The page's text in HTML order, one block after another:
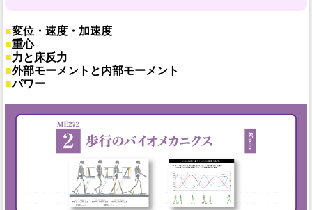
■変位・速度・加速度
■重心
■力と床反力
■外部モーメントと内部モーメント
■パワー